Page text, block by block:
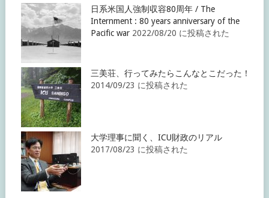
日系米国人強制収容80周年 / The
Internment : 80 years anniversary of the
Pacific war 2022/08/20 に投稿された
三美荘、行ってみたらこんなとこだった！
2014/09/23 に投稿された
大学理事に聞く、ICU財政のリアル
2017/08/23 に投稿された